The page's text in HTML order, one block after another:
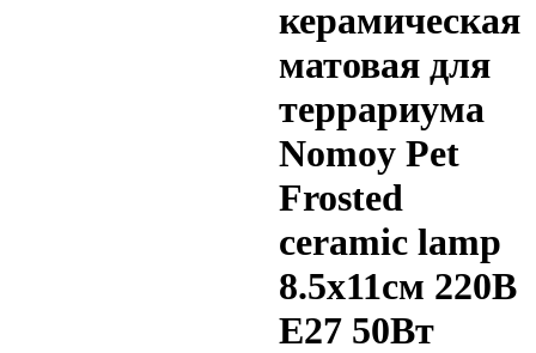
керамическая
матовая для
террариума
Nomoy Pet
Frosted
ceramic lamp
8.5х11см 220В
E27 50Вт